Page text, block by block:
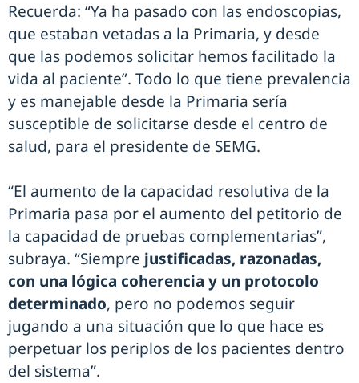
Recuerda: “Ya ha pasado con las endoscopias,
que estaban vetadas a la Primaria, y desde
que las podemos solicitar hemos facilitado la
vida al paciente”. Todo lo que tiene prevalencia
y es manejable desde la Primaria sería
susceptible de solicitarse desde el centro de
salud, para el presidente de SEMG.
“El aumento de la capacidad resolutiva de la
Primaria pasa por el aumento del petitorio de
la capacidad de pruebas complementarias”,
subraya. “Siempre justificadas, razonadas,
con una lógica coherencia y un protocolo
determinado, pero no podemos seguir
jugando a una situación que lo que hace es
perpetuar los periplos de los pacientes dentro
del sistema”.